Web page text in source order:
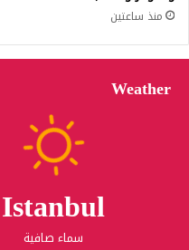
منذ ساعتين
Weather
Istanbul
سماء صافية